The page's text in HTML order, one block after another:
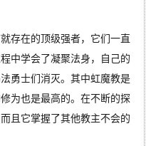
存在的顶级强者，它们一直
中学会了凝聚法身，自己的
勇士们消灭。其中虹魔教是
为也是最高的。在不断的探
且它掌握了其他教主不会的